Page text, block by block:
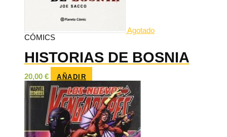
Agotado
CÓMICS
HISTORIAS DE BOSNIA
20,00 € AÑADIR